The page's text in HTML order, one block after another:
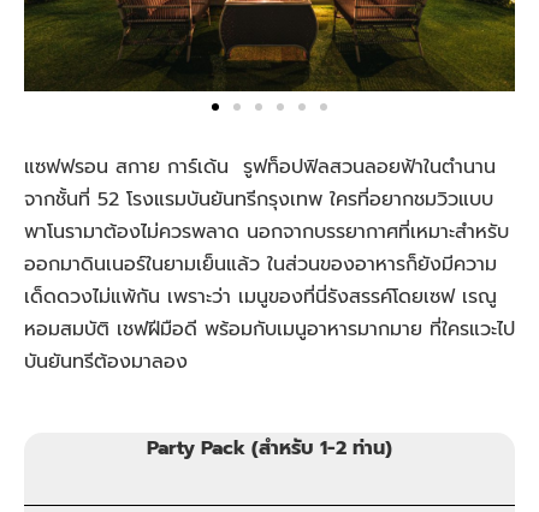
แซฟฟรอน สกาย การ์เด้น รูฟท็อปฟิลสวนลอยฟ้าในตำนาน
จากชั้นที่ 52 โรงแรมบันยันทรีกรุงเทพ ใครที่อยากชมวิวแบบ
พาโนรามาต้องไม่ควรพลาด นอกจากบรรยากาศที่เหมาะสำหรับ
ออกมาดินเนอร์ในยามเย็นแล้ว ในส่วนของอาหารก็ยังมีความ
เด็ดดวงไม่แพ้กัน เพราะว่า เมนูของที่นี่รังสรรค์โดยเซฟ เรณู
หอมสมบัติ เชฟฝีมือดี พร้อมกับเมนูอาหารมากมาย ที่ใครแวะไป
บันยันทรีต้องมาลอง
Party Pack (สำหรับ 1-2 ท่าน)